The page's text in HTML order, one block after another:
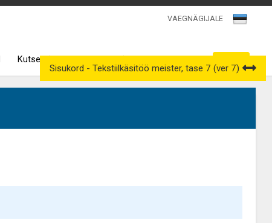
VAEGNÄGIJALE
Kutsenõukogud
Sisukord - Tekstiilkäsitöö meister, tase 7 (ver 7)